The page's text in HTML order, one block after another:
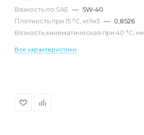
Вязкость по SAE — 5W-40
Плотность при 15 °С, кг/м3 — 0,8526
Вязкость кинематическая при 40 °С,
Все характеристики